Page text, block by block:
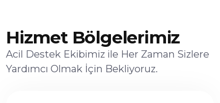
Hizmet Bölgelerimiz
Acil Destek Ekibimiz ile Her Zaman Sizlere
Yardımcı Olmak İçin Bekliyoruz.